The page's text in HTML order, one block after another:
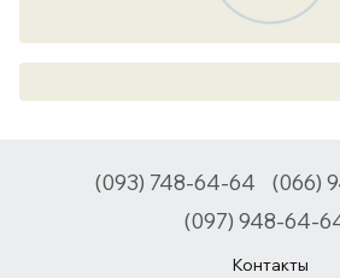
(093) 748-64-64
(066)
(097) 948-64-
Контакты